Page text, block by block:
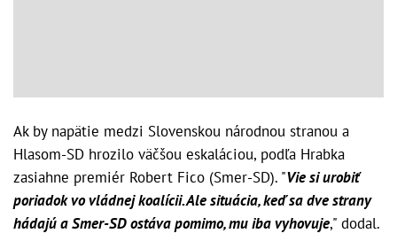
Ak by napätie medzi Slovenskou národnou stranou a
Hlasom-SD hrozilo väčšou eskaláciou, podľa Hrabka
zasiahne premiér Robert Fico (Smer-SD). "Vie si urobiť
poriadok vo vládnej koalícii. Ale situácia, keď sa dve strany
hádajú a Smer-SD ostáva pomimo, mu iba vyhovuje," dodal.